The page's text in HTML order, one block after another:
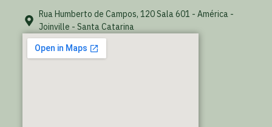
Rua Humberto de Campos, 120 Sala 601 - América -
Joinville - Santa Catarina